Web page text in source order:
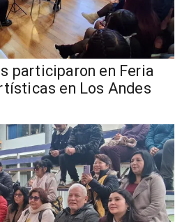
participaron en Feria
en Los Andes